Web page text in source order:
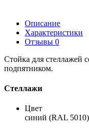
Описание
Характеристики
Отзывы 0
Стойка для
подпятником.
Стеллажи
Цвет
синий (RAL 5010)